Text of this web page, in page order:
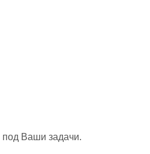
Ваши задачи.